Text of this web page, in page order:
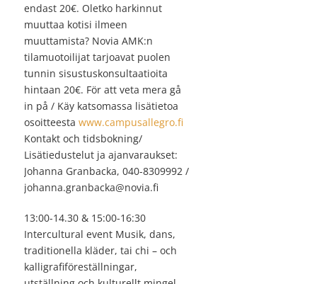
endast 20€. Oletko harkinnut
muuttaa kotisi ilmeen
muuttamista? Novia AMK:n
tilamuotoilijat tarjoavat puolen
tunnin sisustuskonsultaatioita
hintaan 20€. För att veta mera gå
in på / Käy katsomassa lisätietoa
osoitteesta www.campusallegro.fi
Kontakt och tidsbokning/
Lisätiedustelut ja ajanvaraukset:
Johanna Granbacka, 040-8309992 /
johanna.granbacka@novia.fi
13:00-14.30 & 15:00-16:30
Intercultural event Musik, dans,
traditionella kläder, tai chi – och
kalligrafiföreställningar,